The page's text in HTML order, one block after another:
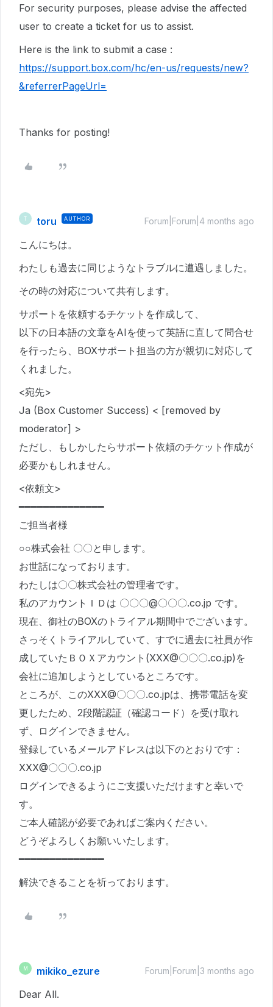
For security purposes, please advise the affected
user to create a ticket for us to assist.
Here is the link to submit a case :
https://support.box.com/hc/en-us/requests/new?
&referrerPageUrl=
Thanks for posting!
T toru AUTHOR Forum|Forum|4 months ago
こんにちは。
わたしも過去に同じようなトラブルに遭遇しました。
その時の対応について共有します。
サポートを依頼するチケットを作成して、
以下の日本語の文章をAIを使って英語に直して問合せ
を行ったら、BOXサポート担当の方が親切に対応して
くれました。
<宛先>
Ja (Box Customer Success) < [removed by
moderator] >
ただし、もしかしたらサポート依頼のチケット作成が
必要かもしれません。
<依頼文>
━━━━━━━━━━━━━━
ご担当者様
○○株式会社 〇〇と申します。
お世話になっております。
わたしは〇〇株式会社の管理者です。
私のアカウントＩＤは 〇〇〇@〇〇〇.co.jp です。
現在、御社のBOXのトライアル期間中でございます。
さっそくトライアルしていて、すでに過去に社員が作
成していたＢＯＸアカウント(XXX@〇〇〇.co.jp)を
会社に追加しようとしているところです。
ところが、このXXX@〇〇〇.co.jpは、携帯電話を変
更したため、2段階認証（確認コード）を受け取れ
ず、ログインできません。
登録しているメールアドレスは以下のとおりです：
XXX@〇〇〇.co.jp
ログインできるようにご支援いただけますと幸いで
す。
ご本人確認が必要であればご案内ください。
どうぞよろしくお願いいたします。
━━━━━━━━━━━━━━
解決できることを祈っております。
M mikiko_ezure Forum|Forum|3 months ago
Dear All.